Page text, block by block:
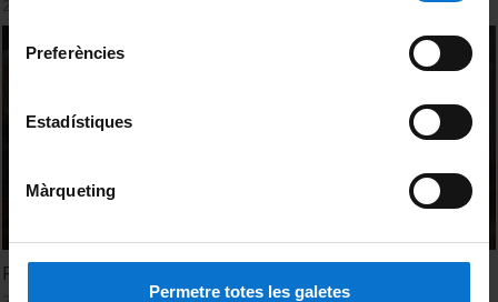
Preferències
Estadístiques
Màrqueting
Permetre totes les galetes
Ramon Salazar. El cicle vital: naixement i mort